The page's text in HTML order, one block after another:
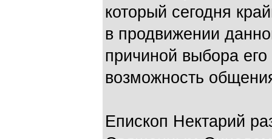
который сегодня
в продвижении
причиной выбора
возможность
Епископ Нектарий